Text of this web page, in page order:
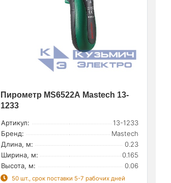
Пирометр MS6522А Mastech 13-
1233
Артикул:
13-1233
Бренд:
Mastech
Длина, м:
0.23
Ширина, м:
0.165
Высота, м:
0.06
50 шт., срок поставки 5-7 рабочих дней